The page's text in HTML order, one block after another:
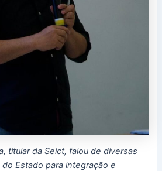
titular da Seict, falou de diversas
Estado para integração e